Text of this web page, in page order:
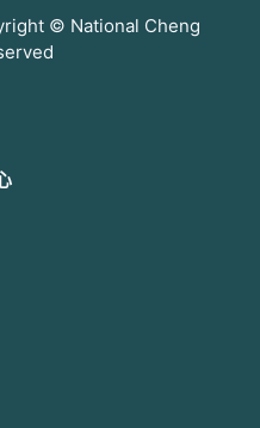
© National Cheng